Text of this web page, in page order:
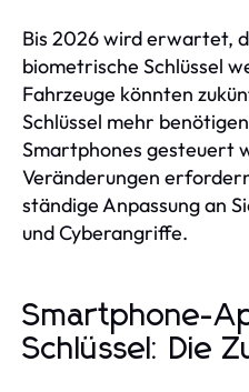
Bis 2026 wird erwartet,
biometrische Schlüssel
Fahrzeuge könnten
Schlüssel mehr
Smartphones gesteuert
Veränderungen
ständige Anpassung an
und Cyberangriffe.
Smartphone-
Schlüssel: Die